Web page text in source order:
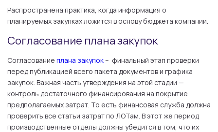
Распространена практика, когда информация о
планируемых закупках ложится в основу бюджета компании.
Согласование плана закупок
Согласование плана закупок– финальный этап проверки
перед публикацией всего пакета документов и графика
закупок. Важная часть утверждения на этой стадии —
контроль достаточного финансирования на покрытие
предполагаемых затрат. То есть финансовая служба должна
проверить все статьи затрат по ЛОТам. В этот же период
производственные отделы должны убедится в том, что их